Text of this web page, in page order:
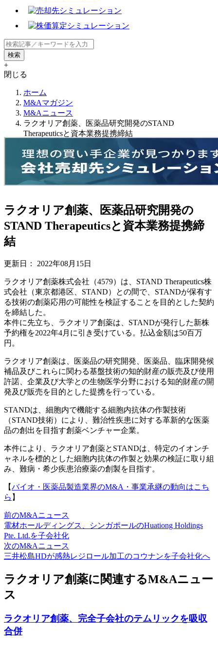
+
閉じる
ホーム
M&Aマガジン
M&Aニュース
ラクオリア創薬、医薬品研究開発のSTAND
Therapeuticsと資本業務提携締結
ラクオリア創薬、医薬品研究開発の
STAND Therapeuticsと資本業務提携締
結
更新日： 2022年08月15日
ラクオリア創薬株式会社（4579）は、STAND Therapeutics株
式会社（東京都港区、STAND）との間で、STANDが保有す
る技術の創薬応用の可能性を検証することを目的とした契約
を締結した。
本件に先立ち、ラクオリア創薬は、STANDが発行した新株
予約権を2022年4月に引き受けている。払込金額は50百万
円。
ラクオリア創薬は、医薬品の研究開発、医薬品、臨床開発候
補品及びこれらに関わる基盤技術の知的財産の販売及び使用
許諾、企業及び大学との生物医学分野における知的財産の開
発及び販売を目的とした提携を行っている。
STANDは、細胞内で機能する細胞内抗体の作製技術
（STAND技術）により、難治性疾患に対する革新的な医薬
品の創出を目指す創薬ベンチャー企業。
本件により、ラクオリア創薬とSTANDは、特定のイオンチ
ャネルを標的とした細胞内抗体の作製と効果の検証に取り組
み、難病・希少疾患治療薬の創製を目指す。
【バイオ・医薬品製造業界のM&A・事業承継の動向はこち
ら 】
前のM&Aニュース
電材ホールディングス、シンガポールのHuationg Holdings
Pte. Ltd.を子会社化
次のM&Aニュース
三井松島HDが感熱レジロール加工のコウナンを子会社化へ
ラクオリア創薬に関連するM&Aニュー
ス
ラクオリア創薬、完全子会社のテムリックを吸収
合併